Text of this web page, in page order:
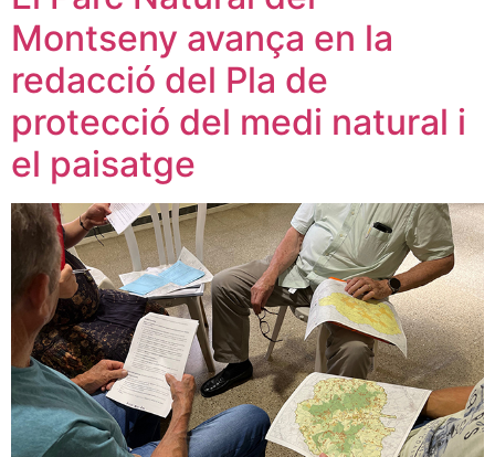
Montseny avança en la
redacció del Pla de
protecció del medi natural i
el paisatge